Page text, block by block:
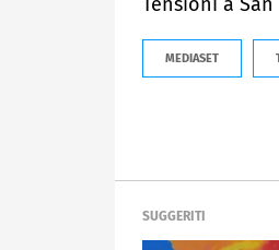
MEDIASET
SUGGERITI